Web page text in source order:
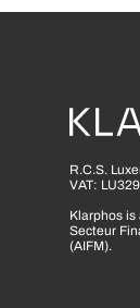
R.C.S.
VAT:
Klarphos
Secteur
(AIFM).